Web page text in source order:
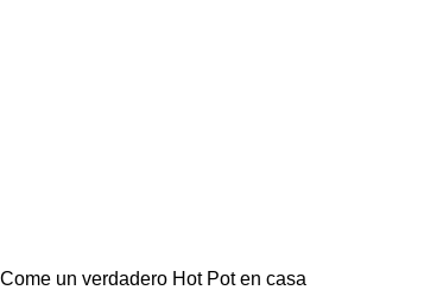
Come un verdadero Hot Pot en casa